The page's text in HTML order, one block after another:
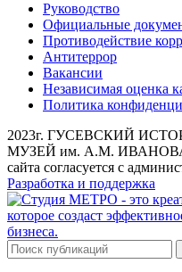
Руководство
Официальные
Противодействие
Антитеррор
Вакансии
Независимая оценка
Политика
2023г. ГУСЕВСКИЙ
МУЗЕЙ им. А.М. ИВАНОВА.
сайта согласуется с
Разработка и поддержка